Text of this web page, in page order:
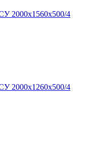
2000x1560x500/4
2000x1260x500/4